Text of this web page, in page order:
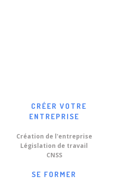
CRÉER VOTRE
ENTREPRISE
Création de l'entreprise
Législation de travail
CNSS
SE FORMER